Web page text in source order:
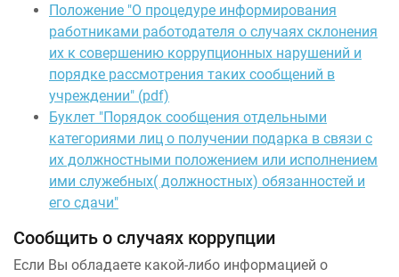
Положение "О процедуре информирования
работниками работодателя о случаях склонения
их к совершению коррупционных нарушений и
порядке рассмотрения таких сообщений в
учреждении" (pdf)
Буклет "Порядок сообщения отдельными
категориями лиц о получении подарка в связи с
их должностными положением или исполнением
ими служебных( должностных) обязанностей и
его сдачи"
Сообщить о случаях коррупции
Если Вы обладаете какой-либо информацией о